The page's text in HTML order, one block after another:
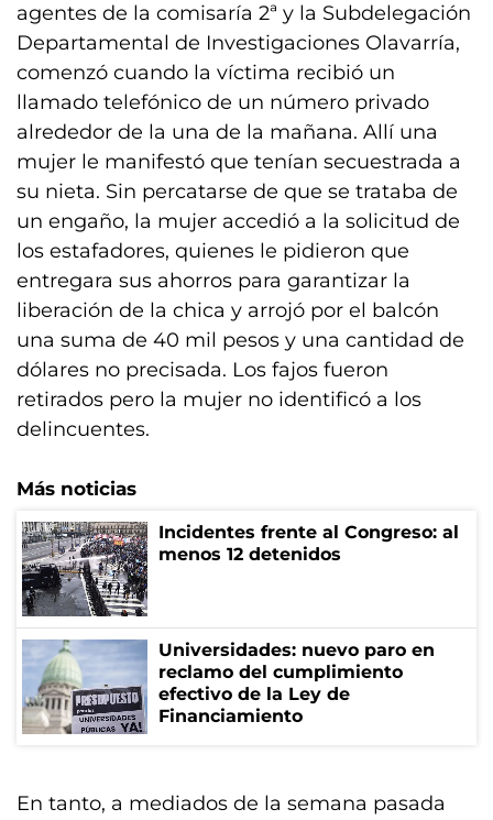
agentes de la comisaría 2ª y la Subdelegación
Departamental de Investigaciones Olavarría,
comenzó cuando la víctima recibió un
llamado telefónico de un número privado
alrededor de la una de la mañana. Allí una
mujer le manifestó que tenían secuestrada a
su nieta. Sin percatarse de que se trataba de
un engaño, la mujer accedió a la solicitud de
los estafadores, quienes le pidieron que
entregara sus ahorros para garantizar la
liberación de la chica y arrojó por el balcón
una suma de 40 mil pesos y una cantidad de
dólares no precisada. Los fajos fueron
retirados pero la mujer no identificó a los
delincuentes.
Más noticias
Incidentes frente al Congreso: al
menos 12 detenidos
Universidades: nuevo paro en
reclamo del cumplimiento
efectivo de la Ley de
Financiamiento
En tanto, a mediados de la semana pasada